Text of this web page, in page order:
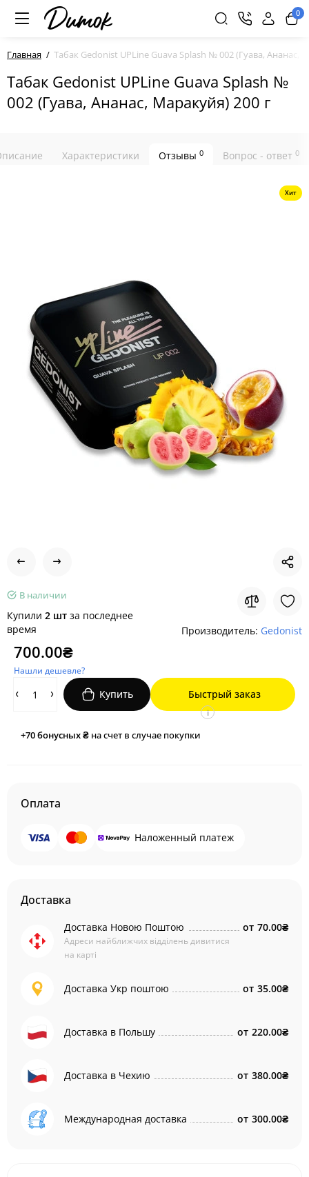
0
Главная Табак Gedonist UPLine Guava Splash № 002 (Гуава, Ананас,
Табак Gedonist UPLine Guava Splash №
002 (Гуава, Ананас, Маракуйя) 200 г
Характеристики Отзывы 0 Вопрос - ответ 0
Хит
В наличии
Купили 2 шт за последнее
время
Производитель: Gedonist
700.00₴
Нашли дешевле?
Купить Быстрый заказ
+70бонусных ₴ на счет в случае покупки
i
Оплата
Наложенный платеж
Доставка
Доставка Новою Поштою
Адреси найближчих відділень дивитися
на карті
от 70.00₴
Доставка Укр поштою от 35.00₴
Доставка в Польшу от 220.00₴
Доставка в Чехию от 380.00₴
Международная доставка от 300.00₴